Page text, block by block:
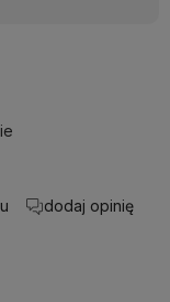
dodaj opinię